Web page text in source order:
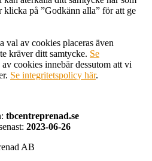
klicka på ”Godkänn alla” för att ge
val av cookies placeras även
kräver ditt samtycke. Se
cookies innebär dessutom att vi
Se integritetspolicy här.
tbcentreprenad.se
2023-06-26
AB